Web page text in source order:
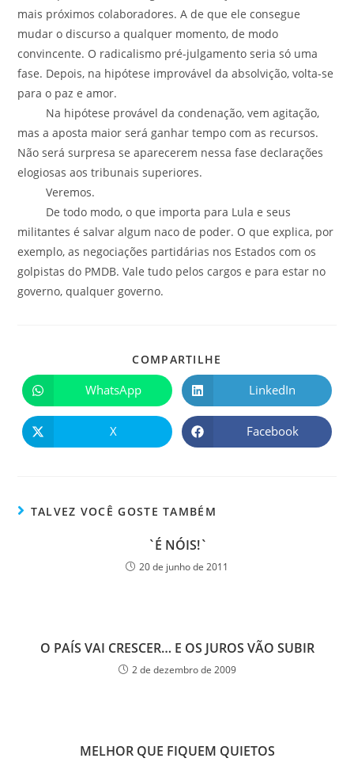
mais próximos colaboradores. A de que ele consegue
mudar o discurso a qualquer momento, de modo
convincente. O radicalismo pré-julgamento seria só uma
fase. Depois, na hipótese improvável da absolvição, volta-se
para o paz e amor.
Na hipótese provável da condenação, vem agitação,
mas a aposta maior será ganhar tempo com as recursos.
Não será surpresa se aparecerem nessa fase declarações
elogiosas aos tribunais superiores.
Veremos.
De todo modo, o que importa para Lula e seus
militantes é salvar algum naco de poder. O que explica, por
exemplo, as negociações partidárias nos Estados com os
golpistas do PMDB. Vale tudo pelos cargos e para estar no
governo, qualquer governo.
COMPARTILHE
WhatsApp LinkedIn
X Facebook
TALVEZ VOCÊ GOSTE TAMBÉM
`É NÓIS!`
20 de junho de 2011
O PAÍS VAI CRESCER… E OS JUROS VÃO SUBIR
2 de dezembro de 2009
MELHOR QUE FIQUEM QUIETOS